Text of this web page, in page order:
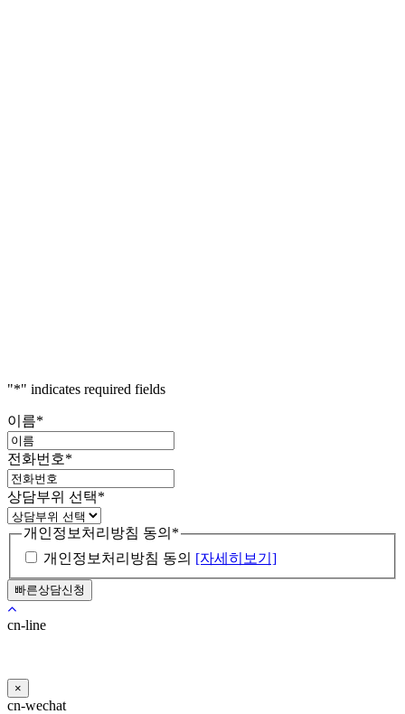
"*" indicates required fields
이름*
전화번호*
상담부위 선택*
개인정보처리방침 동의 *
개인정보처리방침 동의 [자세히보기]
cn-line
×
cn-wechat